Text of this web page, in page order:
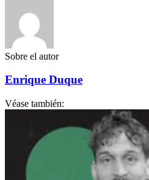
Sobre el autor
Enrique Duque
Véase también: